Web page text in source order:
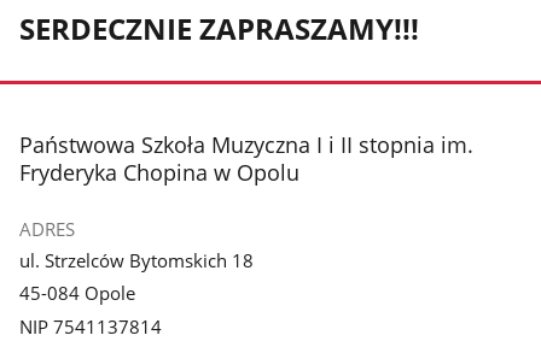
SERDECZNIE ZAPRASZAMY!!!
stopka
Państwowa Szkoła Muzyczna I i II stopnia im.
Fryderyka Chopina w Opolu
ADRES
ul. Strzelców Bytomskich 18
45-084 Opole
NIP 7541137814